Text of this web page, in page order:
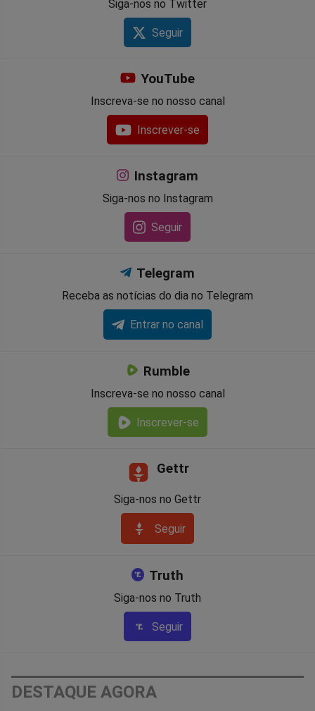
Siga-nos no Twitter
Seguir
YouTube
Inscreva-se no nosso canal
Inscrever-se
Instagram
Siga-nos no Instagram
Seguir
Telegram
Receba as notícias do dia no Telegram
Entrar no canal
Rumble
Inscreva-se no nosso canal
Inscrever-se
Gettr
Siga-nos no Gettr
Seguir
Truth
Siga-nos no Truth
Seguir
DESTAQUE AGORA